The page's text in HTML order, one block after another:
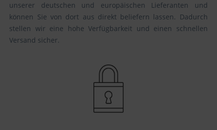
unserer deutschen und europäischen Lieferanten und
können Sie von dort aus direkt beliefern lassen. Dadurch
stellen wir eine hohe Verfügbarkeit und einen schnellen
Versand sicher.